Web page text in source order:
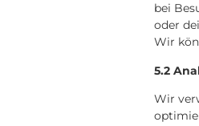
bei
oder
Wir
5.2
Wir